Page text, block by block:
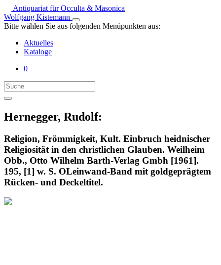
Antiquariat für Occulta & Masonica
Wolfgang Kistemann
Bitte wählen Sie aus folgenden Menüpunkten aus:
Aktuelles
Kataloge
0
Hernegger, Rudolf:
Religion, Frömmigkeit, Kult. Einbruch heidnischer
Religiosität in den christlichen Glauben. Weilheim
Obb., Otto Wilhelm Barth-Verlag Gmbh [1961].
195, [1] w. S. OLeinwand-Band mit goldgeprägtem
Rücken- und Deckeltitel.